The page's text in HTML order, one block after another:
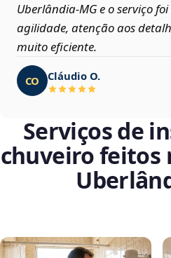
Uberlândia‑MG e o serviço
agilidade, atenção aos
muito eficiente.
CO Cláudio O.
Serviços de
chuveiro feitos